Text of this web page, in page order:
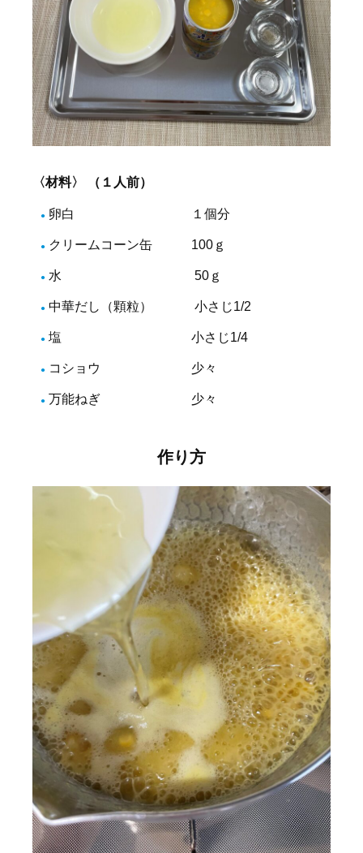
〈材料〉 （１人前）
卵白 １個分
クリームコーン缶 100ｇ
水 50ｇ
中華だし（顆粒） 小さじ1/2
塩 小さじ1/4
コショウ 少々
万能ねぎ 少々
作り方